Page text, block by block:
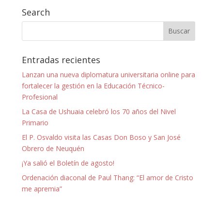
Search
Entradas recientes
Lanzan una nueva diplomatura universitaria online para
fortalecer la gestión en la Educación Técnico-
Profesional
La Casa de Ushuaia celebró los 70 años del Nivel
Primario
El P. Osvaldo visita las Casas Don Boso y San José
Obrero de Neuquén
¡Ya salió el Boletín de agosto!
Ordenación diaconal de Paul Thang: “El amor de Cristo
me apremia”